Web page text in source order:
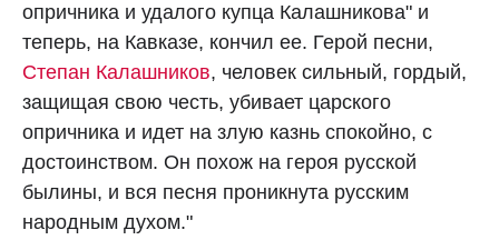
опричника и удалого купца Калашникова" и
теперь, на Кавказе, кончил ее. Герой песни,
Степан Калашников, человек сильный, гордый,
защищая свою честь, убивает царского
опричника и идет на злую казнь спокойно, с
достоинством. Он похож на героя русской
былины, и вся песня проникнута русским
народным духом."